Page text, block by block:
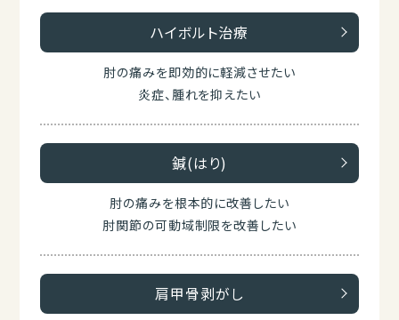
ハイボルト治療
肘の痛みを即効的に軽減させたい
炎症、腫れを抑えたい
鍼(はり)
肘の痛みを根本的に改善したい
肘関節の可動域制限を改善したい
肩甲骨剥がし